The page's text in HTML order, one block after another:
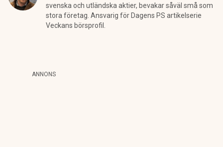
svenska och utländska aktier, bevakar såväl små som
stora företag. Ansvarig för Dagens PS artikelserie
Veckans börsprofil.
ANNONS